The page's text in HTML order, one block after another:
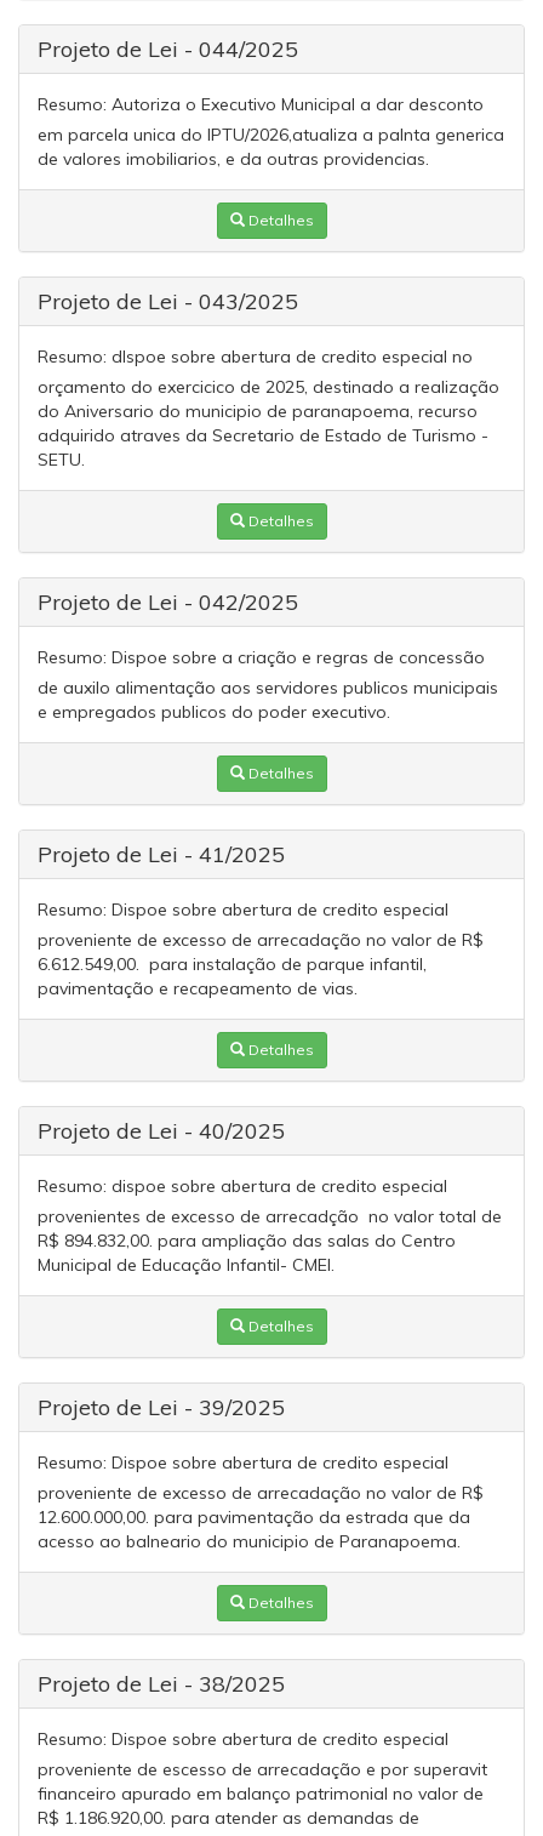
Projeto de Lei - 044/2025
Resumo: Autoriza o Executivo Municipal a dar desconto
em parcela unica do IPTU/2026,atualiza a palnta generica
de valores imobiliarios, e da outras providencias.
Detalhes
Projeto de Lei - 043/2025
Resumo: dIspoe sobre abertura de credito especial no
orçamento do exercicico de 2025, destinado a realização
do Aniversario do municipio de paranapoema, recurso
adquirido atraves da Secretario de Estado de Turismo -
SETU.
Detalhes
Projeto de Lei - 042/2025
Resumo: Dispoe sobre a criação e regras de concessão
de auxilo alimentação aos servidores publicos municipais
e empregados publicos do poder executivo.
Detalhes
Projeto de Lei - 41/2025
Resumo: Dispoe sobre abertura de credito especial
proveniente de excesso de arrecadação no valor de R$
6.612.549,00. para instalação de parque infantil,
pavimentação e recapeamento de vias.
Detalhes
Projeto de Lei - 40/2025
Resumo: dispoe sobre abertura de credito especial
provenientes de excesso de arrecadção no valor total de
R$ 894.832,00. para ampliação das salas do Centro
Municipal de Educação Infantil- CMEI.
Detalhes
Projeto de Lei - 39/2025
Resumo: Dispoe sobre abertura de credito especial
proveniente de excesso de arrecadação no valor de R$
12.600.000,00. para pavimentação da estrada que da
acesso ao balneario do municipio de Paranapoema.
Detalhes
Projeto de Lei - 38/2025
Resumo: Dispoe sobre abertura de credito especial
proveniente de escesso de arrecadação e por superavit
financeiro apurado em balanço patrimonial no valor de
R$ 1.186.920,00. para atender as demandas de